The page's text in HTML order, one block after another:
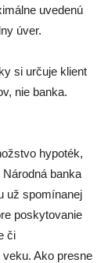
uvedenú
úver.
si určuje klient
nie banka.
hypoték,
banka
už spomínanej
poskytovanie
či
Ako presne